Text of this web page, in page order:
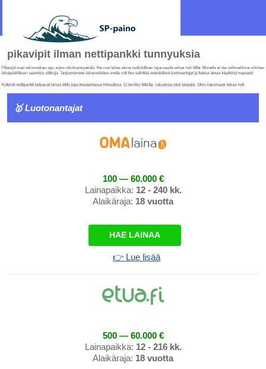
pikavipit ilman nettipankki tunnyuksia
🥇 Luotonantajat
100 — 60.000 €
Lainapaikka: 12 - 240 kk.
Alaikäraja: 18 vuotta
HAE LAINAA
👉 Lue lisää
500 — 60.000 €
Lainapaikka: 12 - 216 kk.
Alaikäraja: 18 vuotta